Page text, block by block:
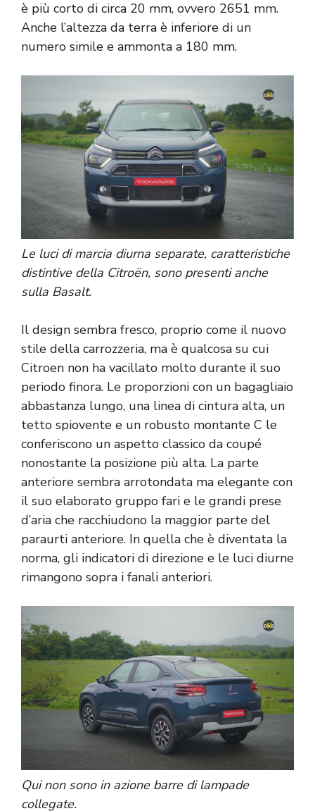
è più corto di circa 20 mm, ovvero 2651 mm.
Anche l’altezza da terra è inferiore di un
numero simile e ammonta a 180 mm.
Le luci di marcia diurna separate, caratteristiche
distintive della Citroën, sono presenti anche
sulla Basalt.
Il design sembra fresco, proprio come il nuovo
stile della carrozzeria, ma è qualcosa su cui
Citroen non ha vacillato molto durante il suo
periodo finora. Le proporzioni con un bagagliaio
abbastanza lungo, una linea di cintura alta, un
tetto spiovente e un robusto montante C le
conferiscono un aspetto classico da coupé
nonostante la posizione più alta. La parte
anteriore sembra arrotondata ma elegante con
il suo elaborato gruppo fari e le grandi prese
d’aria che racchiudono la maggior parte del
paraurti anteriore. In quella che è diventata la
norma, gli indicatori di direzione e le luci diurne
rimangono sopra i fanali anteriori.
Qui non sono in azione barre di lampade
collegate.